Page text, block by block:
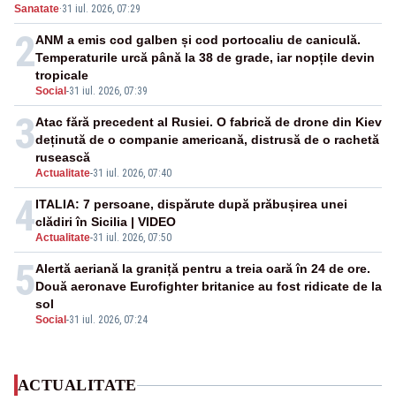
Sanatate·31 iul. 2026, 07:29
2
Social -31 iul. 2026, 07:39
ANM a emis cod galben și cod portocaliu de caniculă.
Temperaturile urcă până la 38 de grade, iar nopțile devin
tropicale
3
Actualitate-31 iul. 2026, 07:40
Atac fără precedent al Rusiei. O fabrică de drone din Kiev
deținută de o companie americană, distrusă de o rachetă
rusească
4Actualitate-31 iul. 2026, 07:50
ITALIA: 7 persoane, dispărute după prăbușirea unei
clădiri în Sicilia | VIDEO
5
Social -31 iul. 2026, 07:24
Alertă aeriană la graniță pentru a treia oară în 24 de ore.
Două aeronave Eurofighter britanice au fost ridicate de la
sol
ACTUALITATE